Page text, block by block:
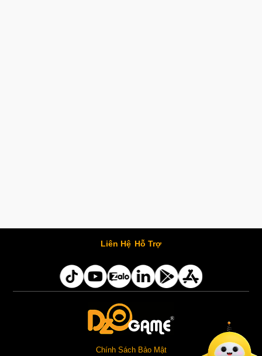
Liên Hệ Hỗ Trợ
Chính Sách Bảo Mật